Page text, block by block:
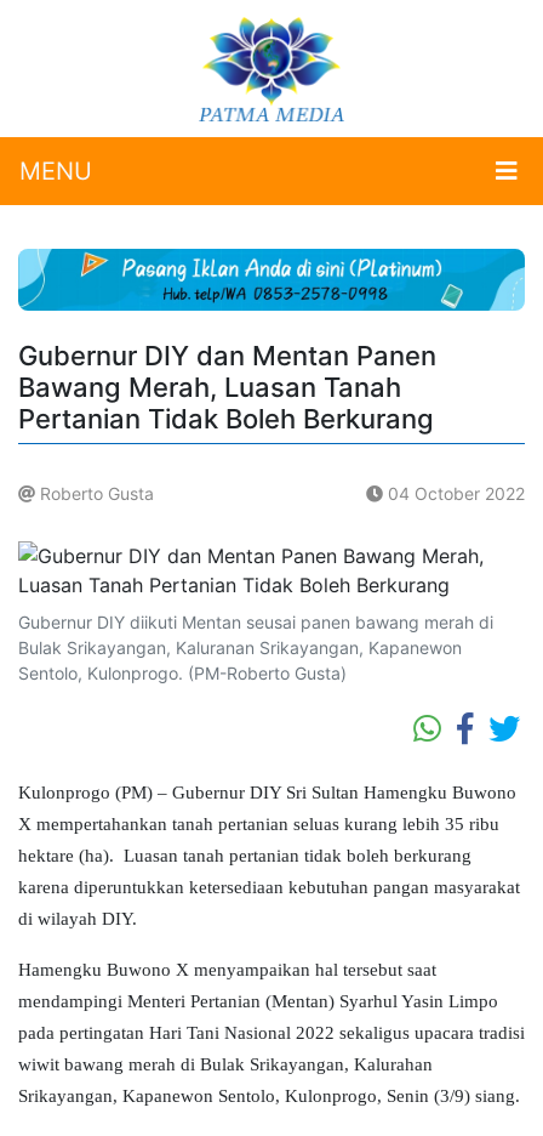
MENU
Gubernur DIY dan Mentan Panen
Bawang Merah, Luasan Tanah
Pertanian Tidak Boleh Berkurang
Roberto Gusta 04 October 2022
Gubernur DIY diikuti Mentan seusai panen bawang merah di
Bulak Srikayangan, Kaluranan Srikayangan, Kapanewon
Sentolo, Kulonprogo. (PM-Roberto Gusta)
Kulonprogo (PM) – Gubernur DIY Sri Sultan Hamengku Buwono
X mempertahankan tanah pertanian seluas kurang lebih 35 ribu
hektare (ha). Luasan tanah pertanian tidak boleh berkurang
karena diperuntukkan ketersediaan kebutuhan pangan masyarakat
di wilayah DIY.
Hamengku Buwono X menyampaikan hal tersebut saat
mendampingi Menteri Pertanian (Mentan) Syarhul Yasin Limpo
pada pertingatan Hari Tani Nasional 2022 sekaligus upacara tradisi
wiwit bawang merah di Bulak Srikayangan, Kalurahan
Srikayangan, Kapanewon Sentolo, Kulonprogo, Senin (3/9) siang.